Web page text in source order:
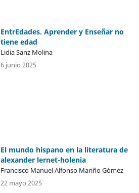
EntrEdades. Aprender y Enseñar no
tiene edad
Lidia Sanz Molina
6 junio 2025
El mundo hispano en la literatura de
alexander lernet-holenia
Francisco Manuel Alfonso Mariño Gómez
22 mayo 2025